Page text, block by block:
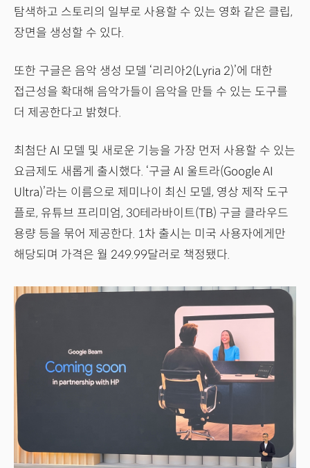
탐색하고 스토리의 일부로 사용할 수 있는 영화 같은 클립,
장면을 생성할 수 있다.
또한 구글은 음악 생성 모델 ‘리리아2(Lyria 2)’에 대한
접근성을 확대해 음악가들이 음악을 만들 수 있는 도구를
더 제공한다고 밝혔다.
최첨단 AI 모델 및 새로운 기능을 가장 먼저 사용할 수 있는
요금제도 새롭게 출시했다. ‘구글 AI 울트라(Google AI
Ultra)’라는 이름으로 제미나이 최신 모델, 영상 제작 도구
플로, 유튜브 프리미엄, 30테라바이트(TB) 구글 클라우드
용량 등을 묶어 제공한다. 1차 출시는 미국 사용자에게만
해당되며 가격은 월 249.99달러로 책정됐다.